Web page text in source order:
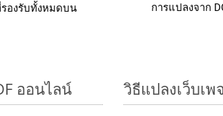
องรับทั้งหมดบน
การแปลงจาก
ออนไลน์ วิธีแปลงเว็บเพ